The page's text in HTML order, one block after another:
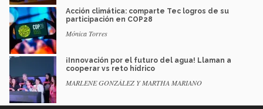
Acción climática: comparte Tec logros de su
participación en COP28
Mónica Torres
¡Innovación por el futuro del agua! Llaman a
cooperar vs reto hídrico
MARLENE GONZÁLEZ Y MARTHA MARIANO